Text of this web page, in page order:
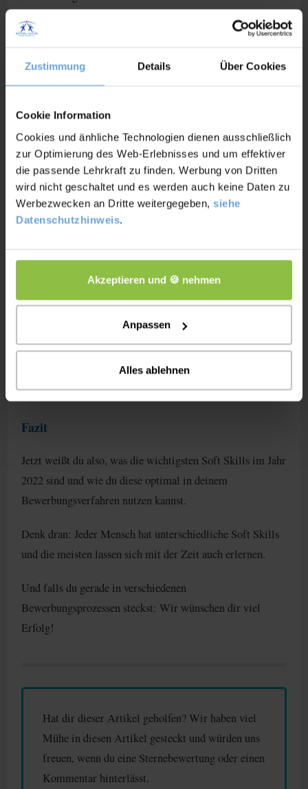
Zustimmung Details Über Cookies
Cookie Information
Cookies und änhliche Technologien dienen ausschließlich
zur Optimierung des Web-Erlebnisses und um effektiver
die passende Lehrkraft zu finden. Werbung von Dritten
wird nicht geschaltet und es werden auch keine Daten zu
Werbezwecken an Dritte weitergegeben, siehe
Datenschutzhinweis.
Akzeptieren und 🍪 nehmen
Anpassen
Alles ablehnen
Such dir die Soft Skills raus, die dich als Person
Wenn du dich in der Bewerbung als selbstbewusst
präsentierst, aber im Jobinterview ständig ins
Stottern gerätst, macht dich das unglaubwürdig.
Somit können sich die Recruiter nicht auf deine
Angaben verlassen.
Beweise sammeln
dir gerne einmal diesen Beitrag an.
Fazit
Jetzt weißt du also, was die wichtigsten Soft Skills im Jahr
2022 sind und wie du diese optimal in deinem
Bewerbungsverfahren nutzen kannst.
Denk dran: Jeder Mensch hat unterschiedliche Soft Skills
und die meisten lassen sich mit der Zeit auch erlernen.
Und falls du gerade in verschiedenen
Bewerbungsprozessen steckst: Wir wünschen dir viel
Erfolg!
Hat dir dieser Artikel geholfen? Wir haben viel
Mühe in diesen Artikel gesteckt und würden uns
freuen, wenn du eine Sternebewertung oder einen
Kommentar hinterlässt.